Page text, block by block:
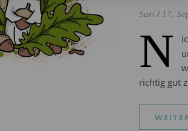
Sari / 17.
N
richtig gut